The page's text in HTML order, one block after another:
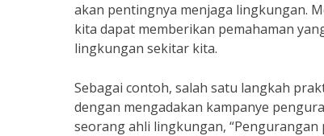
akan pentingnya menjaga lingkungan.
kita dapat memberikan pemahaman
lingkungan sekitar kita.
Sebagai contoh, salah satu langkah
dengan mengadakan kampanye
seorang ahli lingkungan,